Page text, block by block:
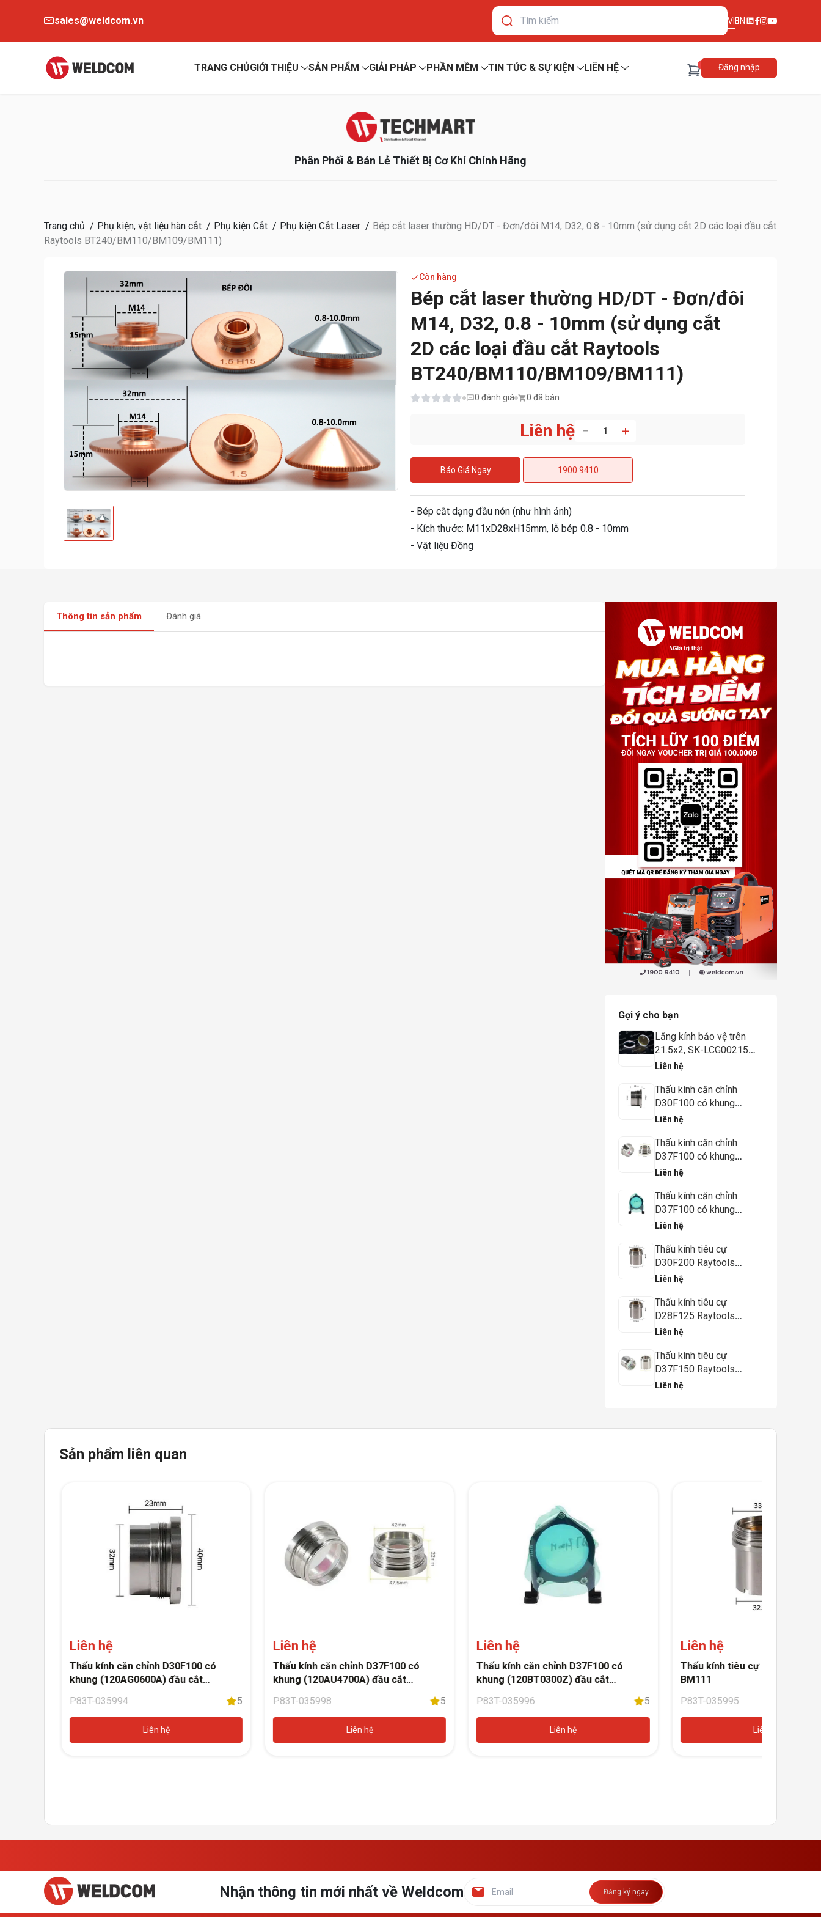
sales@weldcom.vn VIEN
TRANG CHỦGIỚI THIỆU SẢN PHẨM GIẢI PHÁP PHẦN MỀM TIN TỨC & SỰ KIỆN LIÊN HỆ 0 Đăng nhập
Phân Phối & Bán Lẻ Thiết Bị Cơ Khí Chính Hãng
Trang chủ Phụ kiện, vật liệu hàn cắt Phụ kiện Cắt Phụ kiện Cắt Laser
Bép cắt laser thường HD/DT - Đơn/đôi M14, D32, 0.8 - 10mm (sử dụng cắt 2D các loại đầu cắt
Raytools BT240/BM110/BM109/BM111)
Còn hàng
Bép cắt laser thường HD/DT - Đơn/đôi
M14, D32, 0.8 - 10mm (sử dụng cắt
2D các loại đầu cắt Raytools
BT240/BM110/BM109/BM111)
0 đánh giá 0 đã bán
Liên hệ − +
Báo Giá Ngay 1900 9410
- Bép cắt dạng đầu nón (như hình ảnh)
- Kích thước: M11xD28xH15mm, lỗ bép 0.8 - 10mm
- Vật liệu Đồng
Thông tin sản phẩm Đánh giá
Gợi ý cho bạn
Lăng kính bảo vệ trên
21.5x2, SK-LCG00215A
(cho đầu cắt Light
20KW) - Weldcom
Liên hệ
Thấu kính căn chỉnh
D30F100 có khung
(120AG0600A) đầu cắt
Liên hệ
Thấu kính căn chỉnh
D37F100 có khung
(120AU4700A) đầu cắt
Liên hệ
Thấu kính căn chỉnh
D37F100 có khung
(120BT0300Z) đầu cắt
Liên hệ
Thấu kính tiêu cự
D30F200 Raytools
BM111
Liên hệ
Thấu kính tiêu cự
D28F125 Raytools
BM109
Liên hệ
Thấu kính tiêu cự
D37F150 Raytools
BM114S
Liên hệ
Sản phẩm liên quan
Liên hệ
Thấu kính căn chỉnh D30F100 có
khung (120AG0600A) đầu cắt
P83T-035994 5
Liên hệ
Liên hệ
Thấu kính căn chỉnh D37F100 có
khung (120AU4700A) đầu cắt
P83T-035998 5
Liên hệ
Liên hệ
Thấu kính căn chỉnh D37F100 có
khung (120BT0300Z) đầu cắt
P83T-035996 5
Liên hệ
Liên hệ
Thấu kính tiêu cự D30F200
BM111
P83T-035995
Liên hệ
Nhận thông tin mới nhất về Weldcom Đăng ký ngay